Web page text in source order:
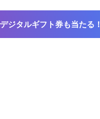
ジタルギフト券も当たる！